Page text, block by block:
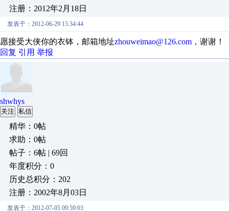
注册：2012年2月18日
发表于：2012-06-29 15:34:44
愿接受大侠你的衣钵，邮箱地址zhouweimao@126.com ，谢谢！
回复 引用 举报
shwhys
关注 私信
精华：0帖
求助：0帖
帖子：6帖 | 69回
年度积分：0
历史总积分：202
注册：2002年8月03日
发表于：2012-07-05 09:59:03